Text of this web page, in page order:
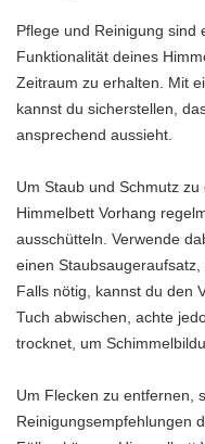
Pflege und Reinigung sind
Funktionalität deines
Zeitraum zu erhalten. Mit
kannst du sicherstellen,
ansprechend aussieht.
Um Staub und Schmutz
Himmelbett Vorhang
ausschütteln. Verwende
einen
Falls nötig, kannst du den
Tuch abwischen, achte
trocknet, um
Um Flecken zu entfernen,
Reinigungsempfehlungen